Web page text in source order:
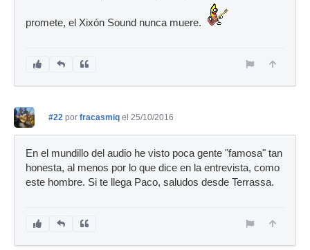
promete, el Xixón Sound nunca muere.
#22 por fracasmiq el 25/10/2016
En el mundillo del audio he visto poca gente "famosa" tan
honesta, al menos por lo que dice en la entrevista, como
este hombre. Si te llega Paco, saludos desde Terrassa.